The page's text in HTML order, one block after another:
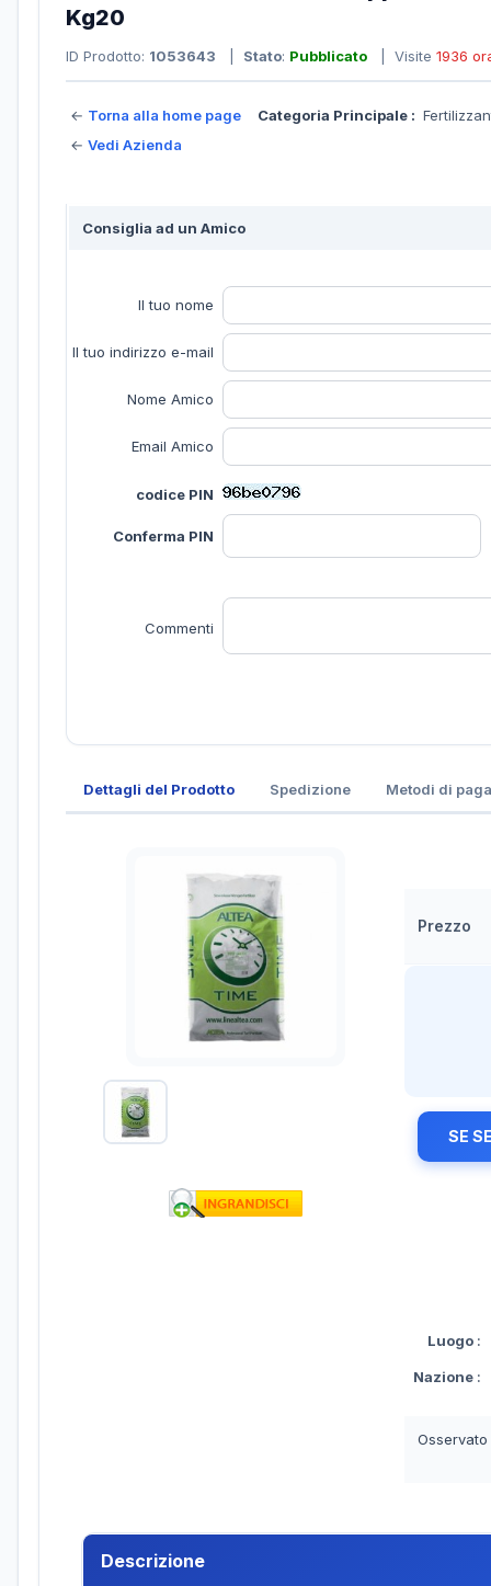
Kg20
ID Prodotto: 1053643 Stato: Pubblicato | Visite 1936
← Torna alla home page
← Vedi Azienda
Categoria Principale :
Consiglia ad un Amico
Il tuo nome
Il tuo indirizzo e-mail
Nome Amico
Email Amico
codice PIN
Conferma PIN
Commenti
Dettagli del Prodotto Spedizione Metodi di
Prezzo
SE
Luogo :
Nazione :
Descrizione